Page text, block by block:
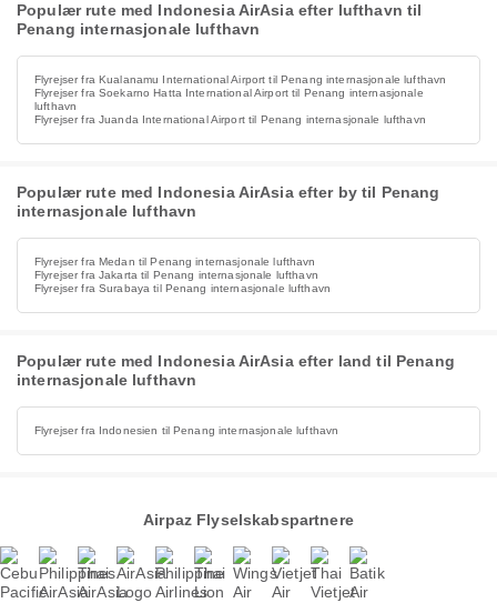
Populær rute med Indonesia AirAsia efter lufthavn til
Penang internasjonale lufthavn
Flyrejser fra Kualanamu International Airport til Penang internasjonale lufthavn
Flyrejser fra Soekarno Hatta International Airport til Penang internasjonale
lufthavn
Flyrejser fra Juanda International Airport til Penang internasjonale lufthavn
Populær rute med Indonesia AirAsia efter by til Penang
internasjonale lufthavn
Flyrejser fra Medan til Penang internasjonale lufthavn
Flyrejser fra Jakarta til Penang internasjonale lufthavn
Flyrejser fra Surabaya til Penang internasjonale lufthavn
Populær rute med Indonesia AirAsia efter land til Penang
internasjonale lufthavn
Flyrejser fra Indonesien til Penang internasjonale lufthavn
Airpaz Flyselskabspartnere